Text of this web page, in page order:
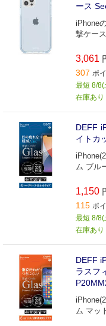
ース
iPhone
撃ケース
3,061
307 ポ
最短 8/8(
在庫あり
DEFF
イトカ
ム ブル
1,150
115 ポ
最短 8/8(
在庫あり
DEFF
ラスフ
ム マッ